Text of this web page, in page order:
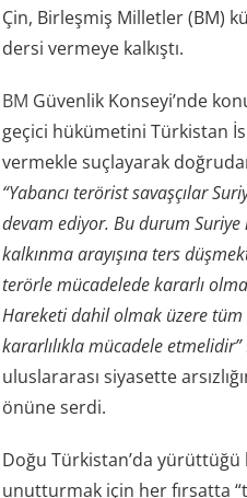
Çin, Birleşmiş Milletler (BM)
dersi vermeye kalkıştı.
BM Güvenlik Konseyi’nde
geçici hükümetini Türkistan
vermekle suçlayarak
“Yabancı terörist savaşçılar
devam ediyor. Bu durum Suriye
kalkınma arayışına ters
terörle mücadelede kararlı
Hareketi dahil olmak üzere
kararlılıkla mücadele etmelidir”
uluslararası siyasette
önüne serdi.
Doğu Türkistan’da
unutturmak için her fırsatta